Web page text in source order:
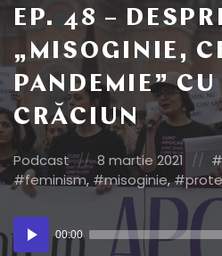
EP. 48 –
„MISOGINIE,
PANDEMIE” CU
CRĂCIUN
Posted
in:
Podcast
Posted
on
8 martie 2021
in:
feminism, misoginie,
Player
audio
00:00